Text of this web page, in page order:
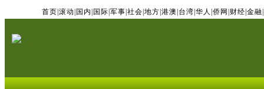
首页 滚动 国内 国际 军事 社会 地方 港澳 台湾 华人 侨网 财经 金融